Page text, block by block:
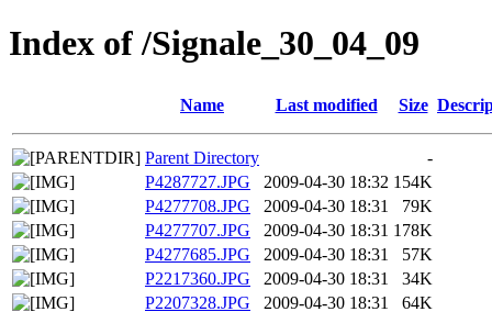
Index of /Signale_30_04_09
Name Last modified Size
Parent Directory
-
P4287727.JPG
2009-04-30 18:32 154K
P4277708.JPG
2009-04-30 18:31
79K
P4277707.JPG
2009-04-30 18:31 178K
P4277685.JPG
2009-04-30 18:31
57K
P2217360.JPG
2009-04-30 18:31
34K
P2207328.JPG
2009-04-30 18:31 64K